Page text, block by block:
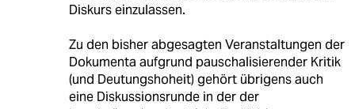
Diskurs einzulassen.
Zu den bisher abgesagten Veranstaltungen der
Dokumenta aufgrund pauschalisierender Kritik
(und Deutungshoheit) gehört übrigens auch
eine Diskussionsrunde in der der